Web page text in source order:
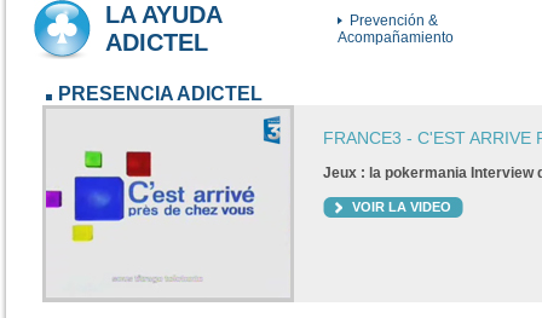
LA AYUDA
ADICTEL
Prevención &
Acompañamiento
PRESENCIA ADICTEL
FRANCE3 - C'EST ARRIVE
Jeux : la pokermania Interview
VOIR LA VIDEO